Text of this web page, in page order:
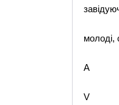
молоді,
A
V